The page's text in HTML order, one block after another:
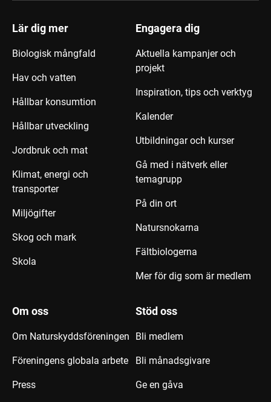
Lär dig mer
Biologisk mångfald
Hav och vatten
Hållbar konsumtion
Hållbar utveckling
Jordbruk och mat
Klimat, energi och
transporter
Miljögifter
Skog och mark
Skola
Engagera dig
Aktuella kampanjer och
projekt
Inspiration, tips och verktyg
Kalender
Utbildningar och kurser
Gå med i nätverk eller
temagrupp
På din ort
Natursnokarna
Fältbiologerna
Mer för dig som är medlem
Om oss
Om Naturskyddsföreningen
Föreningens globala arbete
Press
Stöd oss
Bli medlem
Bli månadsgivare
Ge en gåva